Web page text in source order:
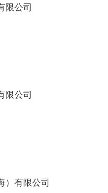
限公司
限公司
）有限公司